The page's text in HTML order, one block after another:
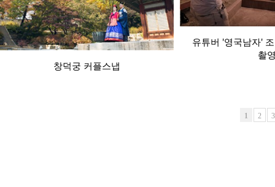
유튜버 '영국남자'
촬
창덕궁 커플스냅
1 2 3